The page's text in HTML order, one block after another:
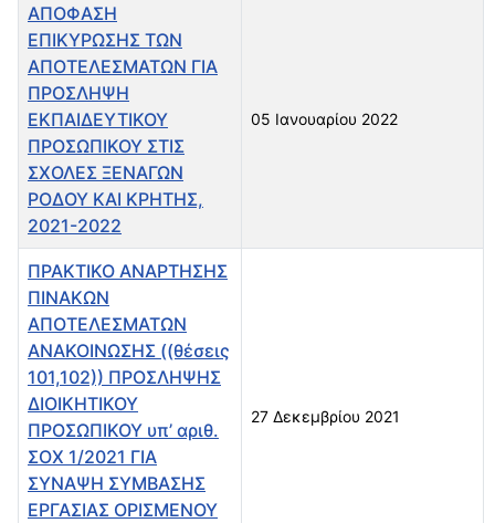
ΑΠΟΦΑΣΗ
ΕΠΙΚΥΡΩΣΗΣ ΤΩΝ
ΑΠΟΤΕΛΕΣΜΑΤΩΝ ΓΙΑ
ΠΡΟΣΛΗΨΗ
ΕΚΠΑΙΔΕΥΤΙΚΟΥ
ΠΡΟΣΩΠΙΚΟΥ ΣΤΙΣ
ΣΧΟΛΕΣ ΞΕΝΑΓΩΝ
ΡΟΔΟΥ ΚΑΙ ΚΡΗΤΗΣ,
2021-2022
05 Ιανουαρίου 2022
ΠΡΑΚΤΙΚΟ ΑΝΑΡΤΗΣΗΣ
ΠΙΝΑΚΩΝ
ΑΠΟΤΕΛΕΣΜΑΤΩΝ
ΑΝΑΚΟΙΝΩΣΗΣ ((θέσεις
101,102)) ΠΡΟΣΛΗΨΗΣ
ΔΙΟΙΚΗΤΙΚΟΥ
ΠΡΟΣΩΠΙΚΟΥ υπ’ αριθ.
ΣΟΧ 1/2021 ΓΙΑ
ΣΥΝΑΨΗ ΣΥΜΒΑΣΗΣ
ΕΡΓΑΣΙΑΣ ΟΡΙΣΜΕΝΟΥ
27 Δεκεμβρίου 2021